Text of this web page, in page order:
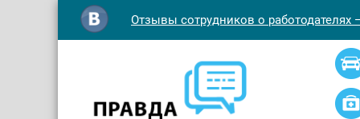
Отзывы сотрудников о